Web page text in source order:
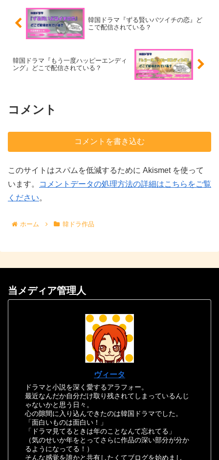
韓国ドラマ『ずる賢いバツイチの恋』ど
こで配信されている？
韓国ドラマ『もう一度ハッピーエンディ
ング』どこで配信されている？
コメント
コメントを書き込む
このサイトはスパムを低減するために Akismet を使って
います。
コメントデータの処理方法の詳細はこちらをご覧
ください。
ホーム 韓ドラ作品
当メディア管理人
ヴィータ
ドラマと小説を深く愛するアラフォー。
最近なんだか自分だけ取り残されてしまっているんじ
ゃないかと思う日々。
心の隙間に入り込んできたのは韓国ドラマでした。
「面白いものは面白い！」
「ドラマ見てるときは年のことなんて忘れてる」
（気のせいか年をとってさらに作品の深い部分が分か
るようになってる！）
そんな感覚を誰かと共有したくてブログを始めまし